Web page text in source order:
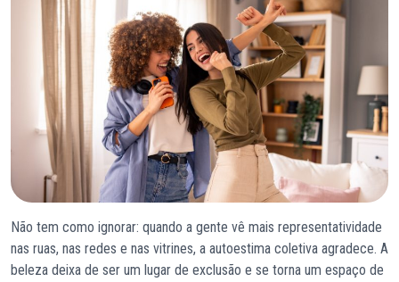
Não tem como ignorar: quando a gente vê mais representatividade
nas ruas, nas redes e nas vitrines, a autoestima coletiva agradece. A
beleza deixa de ser um lugar de exclusão e se torna um espaço de